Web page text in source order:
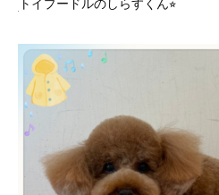
トイプードルのしらすくん⭐︎